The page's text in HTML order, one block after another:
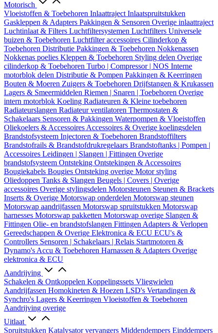
Motorisch
Vloeistoffen & Toebehoren Inlaattraject Inlaatspruitstukken
Gaskleppen & Adapters Pakkingen & Sensoren Overige inlaattraject
Luchtinlaat & Filters Luchtfiltersystemen Luchtfilters Universele
buizen & Toebehoren Luchtfilter accessoires Cilinderkop &
Toebehoren Distributie Pakkingen & Toebehoren Nokkenassen
Nokkenas poelies Kleppen & Toebehoren Styling delen Overige
cilinderkop & Toebehoren Turbo | Compressor | NOS Interne
motorblok delen Distributie & Pompen Pakkingen & Keerringen
Bouten & Moeren Zuigers & Toebehoren Drijfstangen & Krukassen
Lagers & Smeermiddelen Riemen | Snaren | Toebehoren Overige
intern motorblok Koeling Radiateuren & Kleine toebehoren
Radiateurslangen Radiateur ventilatoren Thermostaten &
Schakelaars Sensoren & Pakkingen Waterpompen & Vloeistoffen
Oliekoelers & Accessoires Accessoires & Overige koelingsdelen
Brandstofsysteem Injectoren & Toebehoren Brandstoffilters
Brandstofrails & Brandstofdrukregelaars Brandstoftanks | Pompen |
Accessoires Leidingen | Slangen | Fittingen Overige
brandstofsysteem Ontsteking Ontstekingen & Accessoires
Bougiekabels Bougies Ontsteking overige Motor styling
Oliedoppen Tanks & Slangen Beugels | Covers | Overige
accessoires Overige stylingsdelen Motorsteunen Steunen & Brackets
Inserts & Overige Motorswap onderdelen Motorswap steunen
Motorswap aandrijfassen Motorswap spruitstukken Motorswap
harnesses Motorswap pakketten Motorswap overige Slangen &
Fittingen Olie- en brandstofslangen Fittingen Adapters & Verlopen
Gereedschappen & Overige Elektronica & ECU ECU's &
Controllers Sensoren | Schakelaars | Relais Startmotoren &
Dynamo's Accu & Toebehoren Harnassen & Adapters Overige
elektronica & ECU
Aandrijving
Schakelen & Ontkoppelen Koppelingssets Vliegwielen
Aandrijfassen Homokineten & Hoezen LSD's Vertandingen &
Synchro's Lagers & Keerringen Vloeistoffen & Toebehoren
Aandrijving overige
Uitlaat
Spruitstukken Katalysator vervangers Middendempers Einddempers